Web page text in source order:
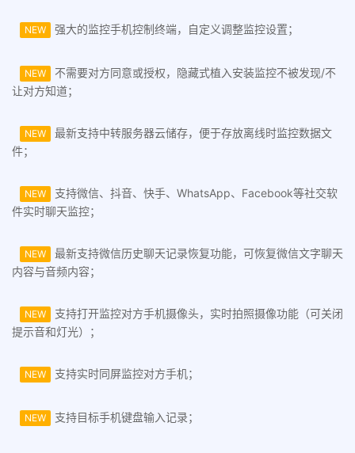
NEW 强大的监控手机控制终端，自定义调整监控设置；
NEW
不需要对方同意或授权，隐藏式植入安装监控不被发现/不
让对方知道；
NEW
最新支持中转服务器云储存，便于存放离线时监控数据文
件；
NEW
支持微信、抖音、快手、WhatsApp、Facebook等社交软
件实时聊天监控；
NEW
最新支持微信历史聊天记录恢复功能，可恢复微信文字聊天
内容与音频内容；
NEW
支持打开监控对方手机摄像头，实时拍照摄像功能（可关闭
提示音和灯光）；
NEW 支持实时同屏监控对方手机；
NEW 支持目标手机键盘输入记录；